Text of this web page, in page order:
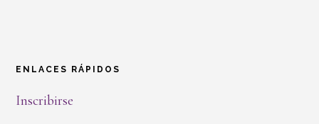
ENLACES RÁPIDOS
Inscribirse